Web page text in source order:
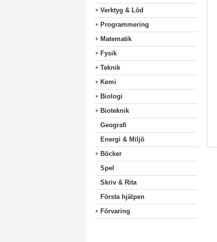
Verktyg & Löd
Programmering
Matematik
Fysik
Teknik
Kemi
Biologi
Bioteknik
Geografi
Energi & Miljö
Böcker
Spel
Skriv & Rita
Första hjälpen
Förvaring